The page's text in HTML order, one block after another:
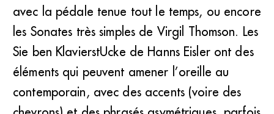
avec la pédale tenue tout le temps, ou encore
les Sonates très simples de Virgil Thomson. Les
Sie ben KlavierstUcke de Hanns Eisler ont des
éléments qui peuvent amener l’oreille au
contemporain, avec des accents (voire des